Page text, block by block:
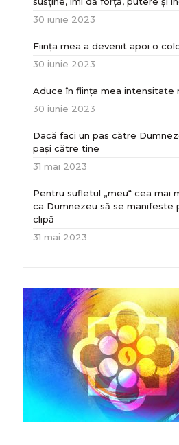
30 iunie 2023
Ființa mea a devenit apoi o
30 iunie 2023
Aduce în ființa mea intensitate
30 iunie 2023
Dacă faci un pas către
paşi către tine
31 mai 2023
Pentru sufletul „meu“ cea mai
ca Dumnezeu să se manifeste
clipă
31 mai 2023